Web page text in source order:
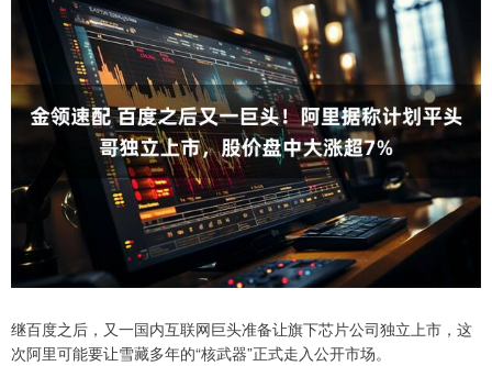
继百度之后，又一国内互联网巨头准备让旗下芯片公司独立上市，这
次阿里可能要让雪藏多年的“核武器”正式走入公开市场。